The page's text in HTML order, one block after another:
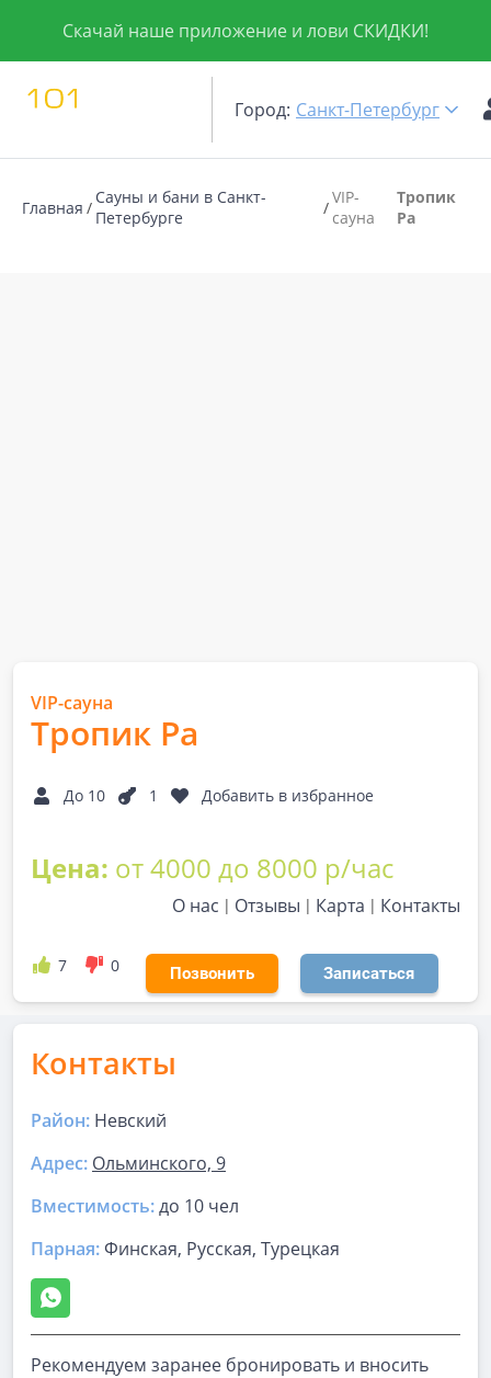
Скачай наше приложение и лови СКИДКИ!
Город: Санкт-Петербург
Главная
Сауны и бани в Санкт-
Петербурге
VIP-
сауна
Тропик
Ра
VIP-сауна
Тропик Ра
До 10 1 Добавить в избранное
Цена: от 4000 до 8000 р/час
О нас Отзывы Карта Контакты
7 0 Позвонить Записаться
Контакты
Район: Невский
Адрес: Ольминского, 9
Вместимость:до 10 чел
Парная:Финская, Русская, Турецкая
Рекомендуем заранее бронировать и вносить